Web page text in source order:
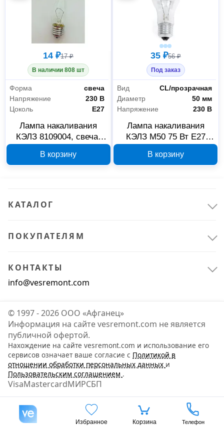
Избранное Корзина Телефон
Лампочки 16
14 ₽17 ₽
В наличии 808 шт
Форма
свеча
Напряжение
230 В
Цоколь
E27
Лампа накаливания
КЭЛЗ 8109004, свеча,
В корзину
35 ₽56 ₽
Под заказ
Вид
CL/прозрачная
Диаметр
50 мм
Напряжение
230 В
Лампа накаливания
КЭЛЗ М50 75 Вт E27
В корзину
КАТАЛОГ
ПОКУПАТЕЛЯМ
КОНТАКТЫ
info@vesremont.com
© 1997 - 2026 ООО «Афганец»
Информация на сайте vesremont.com не является
публичной офертой.
Нахождение на сайте vesremont.com и использование его
сервисов означает ваше согласие с Политикой в
отношении обработки персональных данных и
Пользовательским соглашением .
VisaMastercardМИРСБП